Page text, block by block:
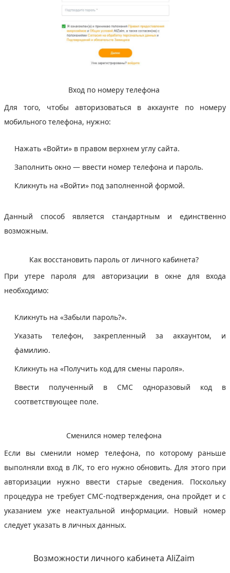
Вход по номеру телефона
Для того, чтобы авторизоваться в аккаунте по номеру
мобильного телефона, нужно:
Нажать «Войти» в правом верхнем углу сайта.
Заполнить окно — ввести номер телефона и пароль.
Кликнуть на «Войти» под заполненной формой.
Данный способ является стандартным и единственно
возможным.
Как восстановить пароль от личного кабинета?
При утере пароля для авторизации в окне для входа
необходимо:
Кликнуть на «Забыли пароль?».
Указать телефон, закрепленный за аккаунтом, и
фамилию.
Кликнуть на «Получить код для смены пароля».
Ввести полученный в СМС одноразовый код в
соответствующее поле.
Сменился номер телефона
Если вы сменили номер телефона, по которому раньше
выполняли вход в ЛК, то его нужно обновить. Для этого при
авторизации нужно ввести старые сведения. Поскольку
процедура не требует СМС-подтверждения, она пройдет и с
указанием уже неактуальной информации. Новый номер
следует указать в личных данных.
Возможности личного кабинета AliZaim